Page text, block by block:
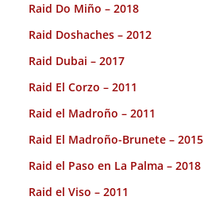
Raid Do Miño – 2018
Raid Doshaches – 2012
Raid Dubai – 2017
Raid El Corzo – 2011
Raid el Madroño – 2011
Raid El Madroño-Brunete – 2015
Raid el Paso en La Palma – 2018
Raid el Viso – 2011